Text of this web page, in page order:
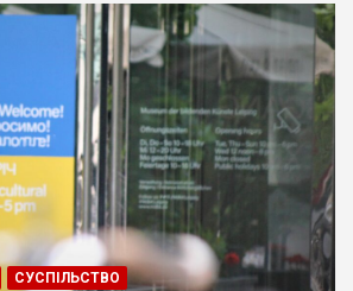
СУСПІЛЬСТВО